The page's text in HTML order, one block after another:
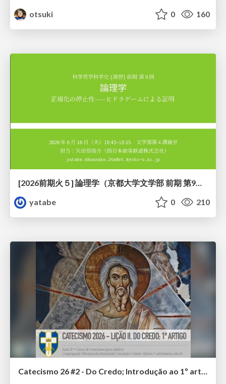
otsuki
0 160
[2026前期火５] 論理学（京都大学文学部 前期 第9回）「正規化の停止性——ヒドラゲームによる証明」
yatabe
0 210